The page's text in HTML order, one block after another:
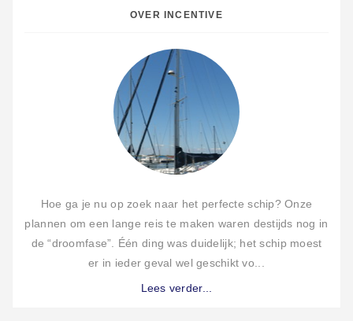
OVER INCENTIVE
Hoe ga je nu op zoek naar het perfecte schip? Onze
plannen om een lange reis te maken waren destijds nog in
de “droomfase”. Één ding was duidelijk; het schip moest
er in ieder geval wel geschikt vo...
Lees verder...